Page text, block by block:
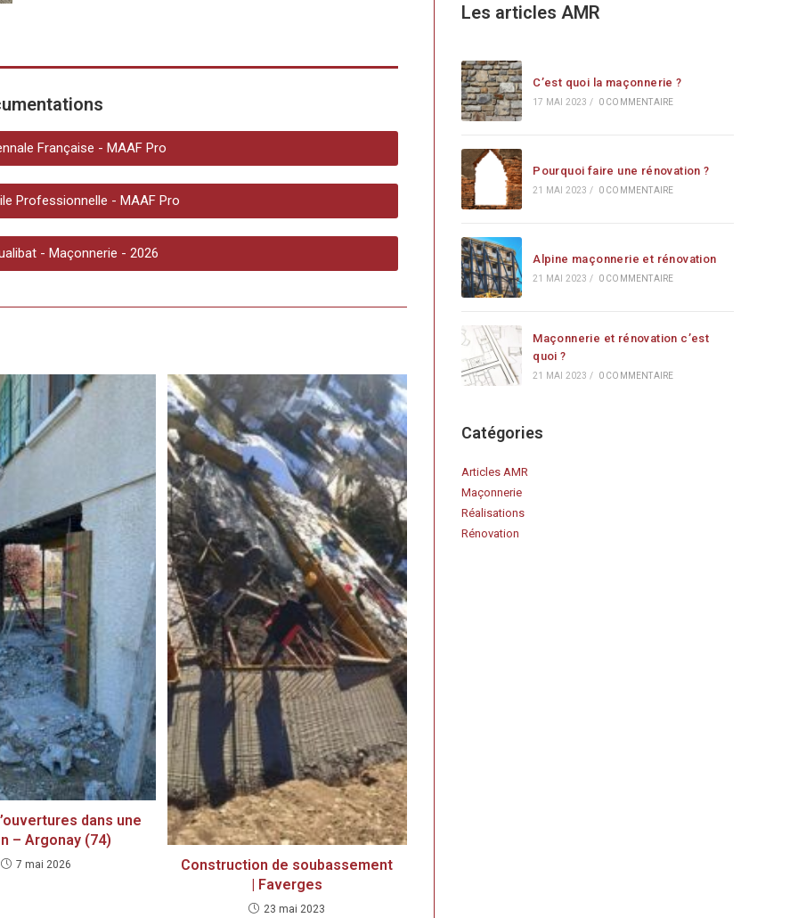
Française - MAAF Pro
Professionnelle - MAAF Pro
- Maçonnerie - 2026
dans une
– Argonay (74)
7 mai 2026
Construction de soubassement
| Faverges
23 mai 2023
Les articles AMR
C’est quoi la maçonnerie ?
17 MAI 2023 / 0 COMMENTAIRE
Pourquoi faire une rénovation ?
21 MAI 2023 / 0 COMMENTAIRE
Alpine maçonnerie et rénovation
21 MAI 2023 / 0 COMMENTAIRE
Maçonnerie et rénovation c’est
quoi ?
21 MAI 2023 / 0 COMMENTAIRE
Catégories
Articles AMR
Maçonnerie
Réalisations
Rénovation
AMR
Adresse :
226 Chemin des Bauges,
73200 Gilly-sur-Isère
Téléphone :
06.51.42.67.35
E-mail :
contact@alpinemr.fr
Site web :
https://www.alpinemr.fr
Téléphone secrétariat :
04.79.31.81.32
Menu AMR
Accueil Alpine Maçonnerie et
Rénovation
Offres d'emploi Maçon
Services
Réalisations
Contact
Mentions légales